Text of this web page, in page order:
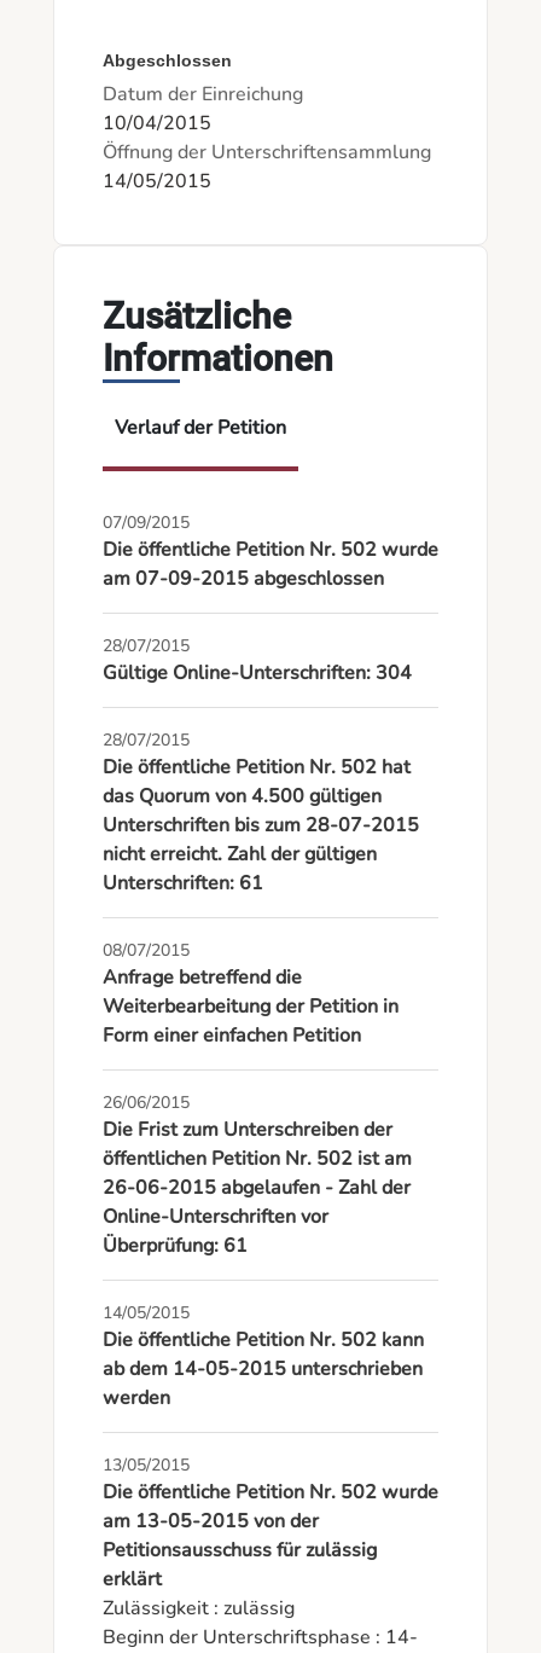
Abgeschlossen
Datum der Einreichung
10/04/2015
Öffnung der Unterschriftensammlung
14/05/2015
Zusätzliche
Informationen
Verlauf der Petition
07/09/2015
Die öffentliche Petition Nr. 502 wurde
am 07-09-2015 abgeschlossen
28/07/2015
Gültige Online-Unterschriften: 304
28/07/2015
Die öffentliche Petition Nr. 502 hat
das Quorum von 4.500 gültigen
Unterschriften bis zum 28-07-2015
nicht erreicht. Zahl der gültigen
Unterschriften: 61
08/07/2015
Anfrage betreffend die
Weiterbearbeitung der Petition in
Form einer einfachen Petition
26/06/2015
Die Frist zum Unterschreiben der
öffentlichen Petition Nr. 502 ist am
26-06-2015 abgelaufen - Zahl der
Online-Unterschriften vor
Überprüfung: 61
14/05/2015
Die öffentliche Petition Nr. 502 kann
ab dem 14-05-2015 unterschrieben
werden
13/05/2015
Die öffentliche Petition Nr. 502 wurde
am 13-05-2015 von der
Petitionsausschuss für zulässig
erklärt
Zulässigkeit : zulässig
Beginn der Unterschriftsphase : 14-